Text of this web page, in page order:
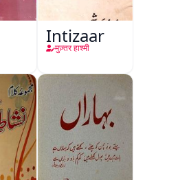
Intizaar
मुज़्तर हाश्मी